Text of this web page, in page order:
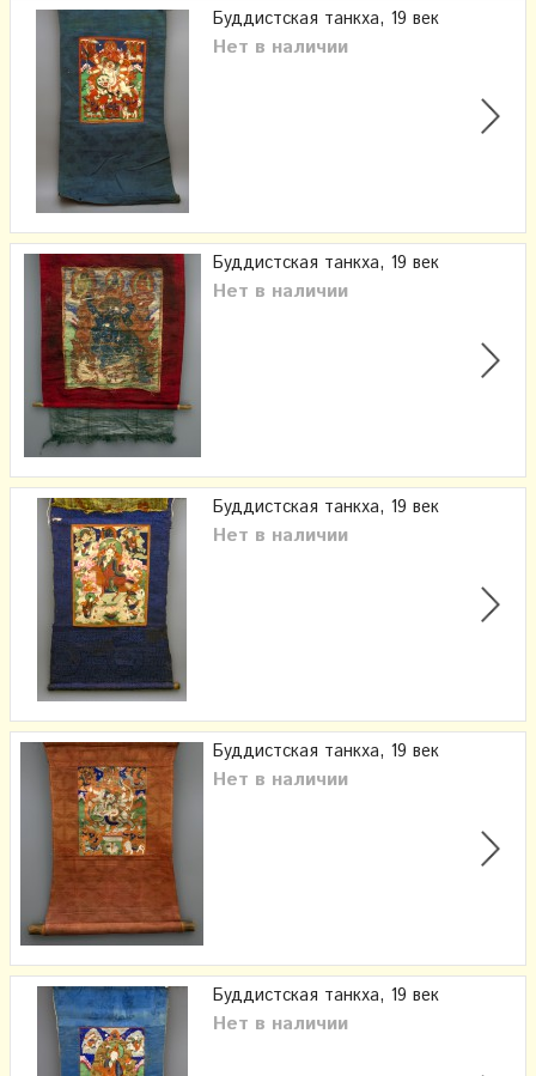
Буддистская танкха, 19 век
Нет в наличии
Буддистская танкха, 19 век
Нет в наличии
Буддистская танкха, 19 век
Нет в наличии
Буддистская танкха, 19 век
Нет в наличии
Буддистская танкха, 19 век
Нет в наличии